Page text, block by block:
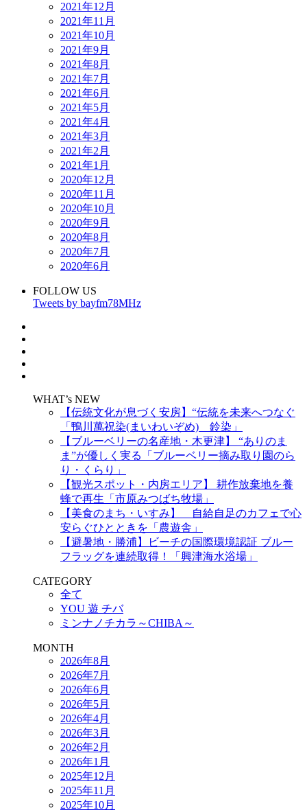
2021年12月
2021年11月
2021年10月
2021年9月
2021年8月
2021年7月
2021年6月
2021年5月
2021年4月
2021年3月
2021年2月
2021年1月
2020年12月
2020年11月
2020年10月
2020年9月
2020年8月
2020年7月
2020年6月
FOLLOW US
Tweets by bayfm78MHz
WHAT’s NEW
【伝統文化が息づく安房】“伝統を未来へつなぐ
「鴨川萬祝染(まいわいぞめ) 鈴染」
【ブルーベリーの名産地・木更津】 “ありのま
ま”が優しく実る「ブルーベリー摘み取り園のら
り・くらり」
【観光スポット・内房エリア】 耕作放棄地を養
蜂で再生「市原みつばち牧場」
【美食のまち・いすみ】 自給自足のカフェで心
安らぐひとときを「農遊舎」
【避暑地・勝浦】ビーチの国際環境認証 ブルー
フラッグを連続取得！「興津海水浴場」
CATEGORY
全て
YOU 遊 チバ
ミンナノチカラ～CHIBA～
MONTH
2026年8月
2026年7月
2026年6月
2026年5月
2026年4月
2026年3月
2026年2月
2026年1月
2025年12月
2025年11月
2025年10月